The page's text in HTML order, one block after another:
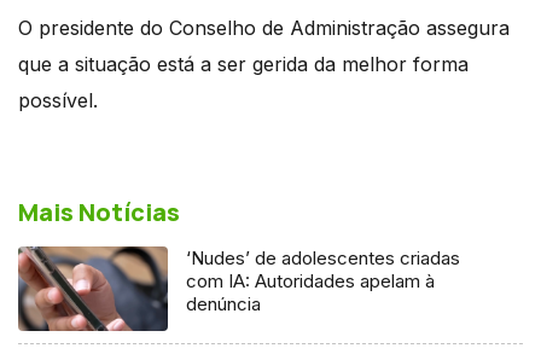
O presidente do Conselho de Administração assegura
que a situação está a ser gerida da melhor forma
possível.
Mais Notícias
‘Nudes’ de adolescentes criadas
com IA: Autoridades apelam à
denúncia